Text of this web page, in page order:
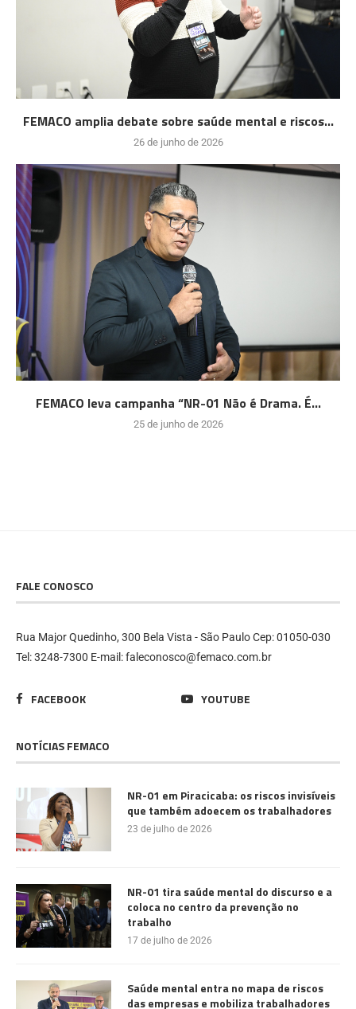
FEMACO amplia debate sobre saúde mental e riscos...
26 de junho de 2026
FEMACO leva campanha “NR-01 Não é Drama. É...
25 de junho de 2026
FALE CONOSCO
Rua Major Quedinho, 300 Bela Vista - São Paulo Cep: 01050-030
Tel: 3248-7300 E-mail: faleconosco@femaco.com.br
FACEBOOK YOUTUBE
NOTÍCIAS FEMACO
NR-01 em Piracicaba: os riscos invisíveis
que também adoecem os trabalhadores
23 de julho de 2026
NR-01 tira saúde mental do discurso e a
coloca no centro da prevenção no
trabalho
17 de julho de 2026
Saúde mental entra no mapa de riscos
das empresas e mobiliza trabalhadores